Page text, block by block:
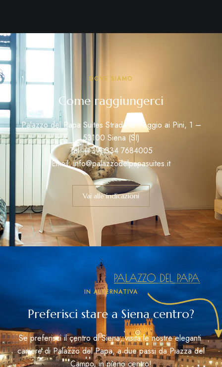
DOVE SIAMO
Come raggiungerci
Palazzo del Papa Suites Strada di Poggio ai Pini, 1 –
53100 Siena (SI)
Tel: (+39) 334 7684005
Email: info@palazzodelpapasuites.it
Vai alle indicazioni
IN ALTERNATIVA
Preferisci stare a Siena centro?
Se preferisci il centro di Siena, visita le nostre eleganti
camere di Palazzo del Papa, a due passi da Piazza del
Campo, in pieno centro!